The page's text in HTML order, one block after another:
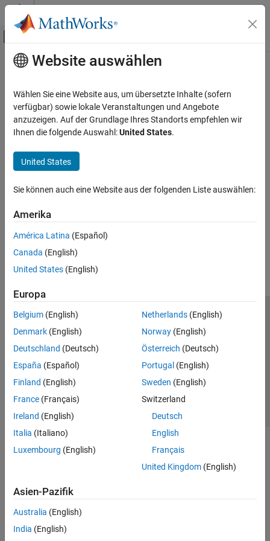
Weiter zum Inhalt
Umschaltung für Off-Canvas-
Startseite der Dokumentation
Hauptinhalt
How useful was this information?
Website auswählen
Wählen Sie eine Website aus, um übersetzte Inhalte (sofern
verfügbar) sowie lokale Veranstaltungen und Angebote
anzuzeigen. Auf der Grundlage Ihres Standorts empfehlen wir
Ihnen die folgende Auswahl:United States.
United States
Sie können auch eine Website aus der folgenden Liste auswählen:
Amerika
América Latina (Español)
Canada (English)
United States (English)
Europa
Belgium (English)
Denmark (English)
Deutschland (Deutsch)
España (Español)
Finland (English)
France (Français)
Ireland (English)
Italia (Italiano)
Luxembourg (English)
Netherlands(English)
Norway(English)
Österreich (Deutsch)
Portugal (English)
Sweden (English)
Switzerland
Deutsch
English
Français
United Kingdom(English)
Asien-Pazifik
Australia (English)
India (English)
Trust Center
Datenschutz-Richtlinien
Datendiebstahl verhindern
Status von Anwendungen
© 1994-2026 The MathWorks, Inc.
Website auswählen
Deutschland